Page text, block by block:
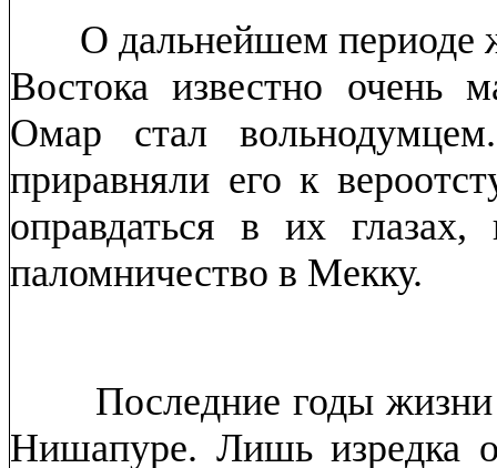
О дальнейшем периоде
Востока известно очень
Омар стал
приравняли его к
оправдаться в их
паломничество в Мекку.
Последние годы жизни
Нишапуре. Лишь изредка